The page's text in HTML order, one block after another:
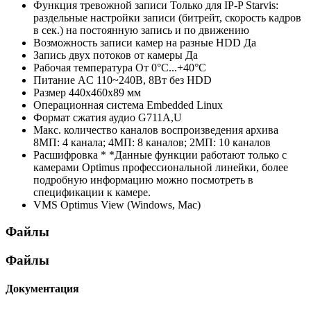
Функция тревожной записи Только для IP-P Starvis:
раздельные настройки записи (битрейт, скорость кадров
в сек.) на постоянную запись и по движению
Возможность записи камер на разные HDD Да
Запись двух потоков от камеры Да
Рабочая температура От 0°С...+40°С
Питание AC 110~240В, 8Вт без HDD
Размер 440х460х89 мм
Операционная система Embedded Linux
Формат сжатия аудио G711A,U
Макс. количество каналов воспроизведения архива
8МП: 4 канала; 4МП: 8 каналов; 2МП: 10 каналов
Расшифровка * *Данные функции работают только с
камерами Optimus профессиональной линейки, более
подробную информацию можно посмотреть в
спецификации к камере.
VMS Optimus View (Windows, Mac)
Файлы
Файлы
Документация